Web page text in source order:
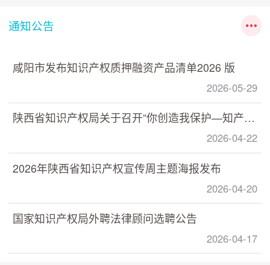
通知公告
咸阳市发布知识产权质押融资产品清单2026 版
2026-05-29
陕西省知识产权局关于召开“你创造我保护—知产助力 数据赋能” 数据知识产权政策宣讲培训活动的通知
2026-04-22
2026年陕西省知识产权宣传周主题海报发布
2026-04-20
国家知识产权局外聘法律顾问选聘公告
2026-04-17